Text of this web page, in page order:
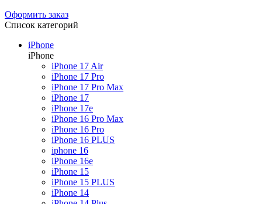
Оформить заказ
Список категорий
iPhone
iPhone
iPhone 17 Air
iPhone 17 Pro
iPhone 17 Pro Max
iPhone 17
iPhone 17e
iPhone 16 Pro Max
iPhone 16 Pro
iPhone 16 PLUS
iphone 16
iPhone 16e
iPhone 15
iPhone 15 PLUS
iPhone 14